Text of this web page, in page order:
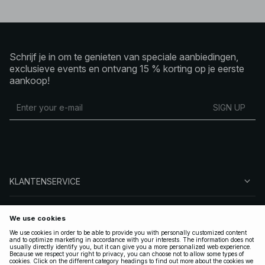
Schrijf je in om te genieten van speciale aanbiedingen,
exclusieve events en ontvang 15 % korting op je eerste
aankoop!
SIGN UP
KLANTENSERVICE
VOLG ONS